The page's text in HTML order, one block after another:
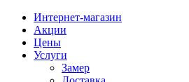
Интернет-магазин
Акции
Цены
Услуги
Замер